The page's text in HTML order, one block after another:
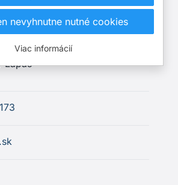
e-shope
Veľký Lapáš 761
Lapáš
nevyhnutne nutné cookies
Viac informácií